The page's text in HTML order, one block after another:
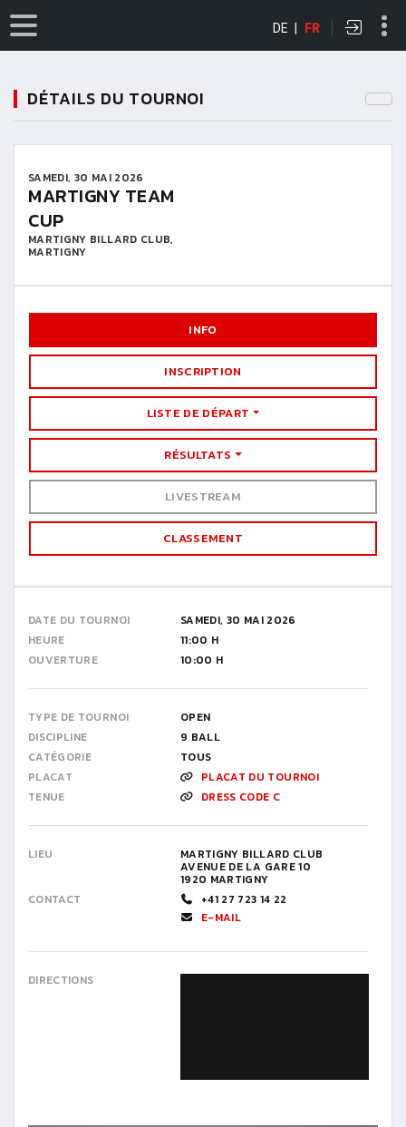
DE | FR
DÉTAILS DU TOURNOI
SAMEDI, 30 MAI 2026
MARTIGNY TEAM
CUP
MARTIGNY BILLARD CLUB,
MARTIGNY
INFO
INSCRIPTION
LISTE DE DÉPART
RÉSULTATS
LIVESTREAM
CLASSEMENT
DATE DU TOURNOI
SAMEDI, 30 MAI 2026
HEURE
11:00 H
OUVERTURE
10:00 H
TYPE DE TOURNOI
OPEN
DISCIPLINE
9 BALL
CATÉGORIE
TOUS
PLACAT
PLACAT DU TOURNOI
TENUE
DRESS CODE C
LIEU MARTIGNY BILLARD CLUB
AVENUE DE LA GARE 10
1920 MARTIGNY
CONTACT
+41 27 723 14 22
E-MAIL
DIRECTIONS